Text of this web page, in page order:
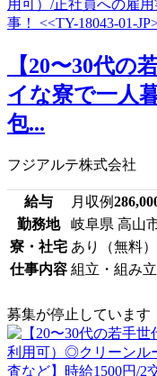
【20〜30代の
イな寮で一人
包...
フジアルテ株式会社
給与 月収例
勤務地
岐阜県 高山
寮・社宅 あり（無料）
仕事内容 組立・組み
募集が停止しています